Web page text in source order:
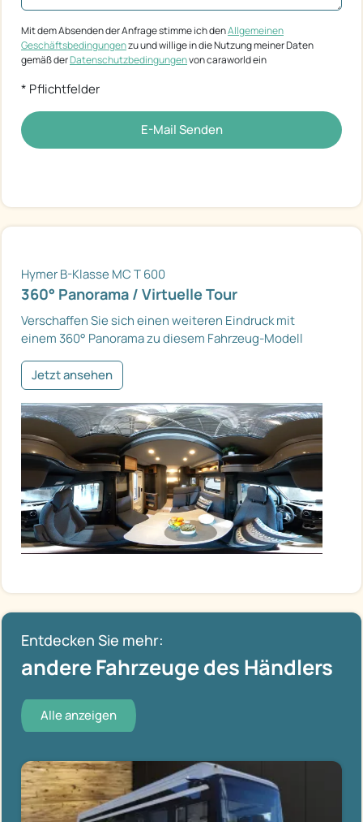
Mit dem Absenden der Anfrage stimme ich denAllgemeinen
Geschäftsbedingungenzu und willige in die Nutzung meiner Daten
gemäß derDatenschutzbedingungenvon caraworld ein
* Pflichtfelder
E-Mail Senden
Hymer B-Klasse MC T 600
360° Panorama / Virtuelle Tour
Verschaffen Sie sich einen weiteren Eindruck mit
einem 360° Panorama zu diesem Fahrzeug-Modell
Jetzt ansehen
Entdecken Sie mehr:
andere Fahrzeuge des Händlers
Alle anzeigen